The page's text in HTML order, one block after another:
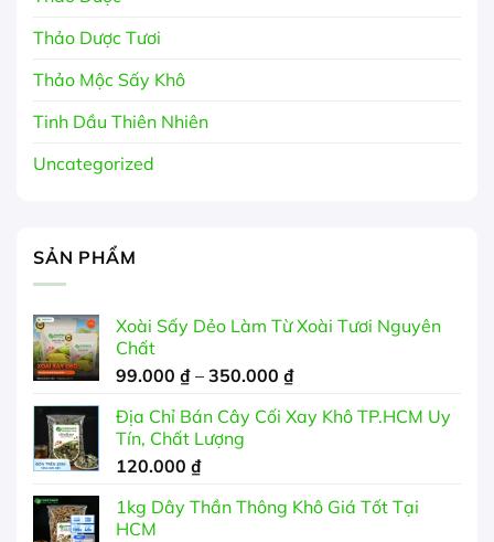
Thảo Dược Tươi
Thảo Mộc Sấy Khô
Tinh Dầu Thiên Nhiên
Uncategorized
SẢN PHẨM
Xoài Sấy Dẻo Làm Từ Xoài Tươi Nguyên
Chất
99.000 ₫ – 350.000 ₫Khoảng
từ
Địa Chỉ Bán Cây Cối Xay Khô TP.HCM Uy
Tín, Chất Lượng
120.000 ₫
1kg Dây Thần Thông Khô Giá Tốt Tại
HCM